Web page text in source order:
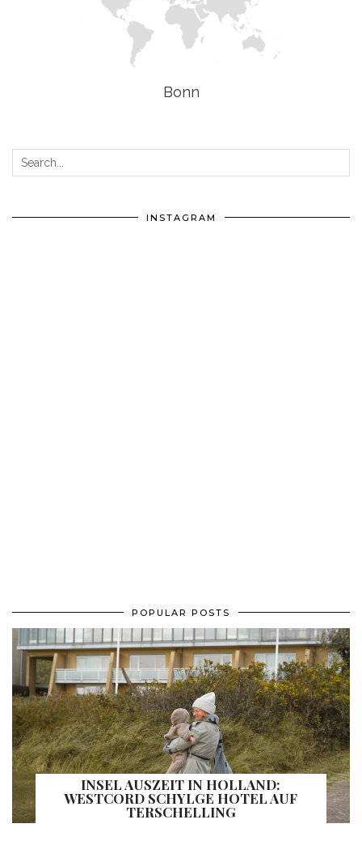
Bonn
INSTAGRAM
POPULAR POSTS
INSEL AUSZEIT IN HOLLAND:
WESTCORD SCHYLGE HOTEL AUF
TERSCHELLING